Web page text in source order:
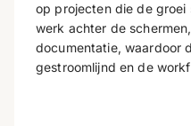
op projecten die de groei
werk achter de
documentatie, waardoor
gestroomlijnd en de